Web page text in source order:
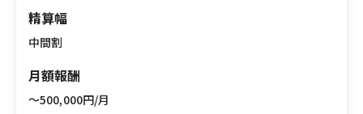
精算幅
中間割
月額報酬
〜500,000円/月